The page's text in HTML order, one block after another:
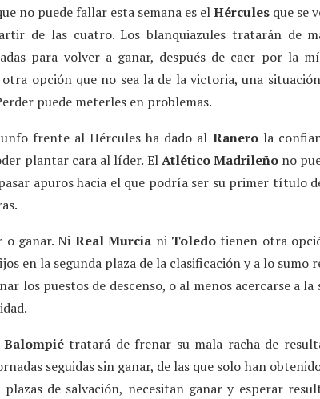
no puede fallar esta semana es elHércules que se
de las cuatro. Los blanquiazules tratarán de
para volver a ganar, después de caer por la
opción que no sea la de la victoria, una
puede meterles en problemas.
frente al Hércules ha dado al Ranerola
plantar cara al líder. ElAtlético Madrileño no
apuros hacia el que podría ser su primer título
o ganar. Ni Real Murcia niToledo tienen otra
en la segunda plaza de la clasificación y a lo
los puestos de descenso, o al menos acercarse a
tratará de frenar su mala racha de
seguidas sin ganar, de las que solo han
plazas de salvación, necesitan ganar y esperar